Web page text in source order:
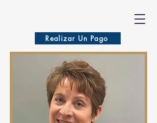
Realizar Un Pago